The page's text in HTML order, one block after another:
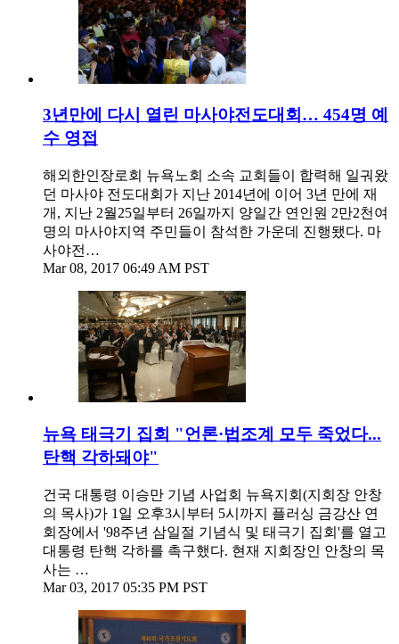
3년만에 다시 열린 마사야전도대회… 454명 예
수 영접
해외한인장로회 뉴욕노회 소속 교회들이 합력해 일궈왔
던 마사야 전도대회가 지난 2014년에 이어 3년 만에 재
개, 지난 2월25일부터 26일까지 양일간 연인원 2만2천여
명의 마사야지역 주민들이 참석한 가운데 진행됐다. 마
사야전…
Mar 08, 2017 06:49 AM PST
뉴욕 태극기 집회 "언론·법조계 모두 죽었다...
탄핵 각하돼야"
건국 대통령 이승만 기념 사업회 뉴욕지회(지회장 안창
의 목사)가 1일 오후3시부터 5시까지 플러싱 금강산 연
회장에서 '98주년 삼일절 기념식 및 태극기 집회'를 열고
대통령 탄핵 각하를 촉구했다. 현재 지회장인 안창의 목
사는 …
Mar 03, 2017 05:35 PM PST